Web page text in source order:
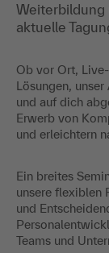
Weiterbildung
aktuelle
Ob vor Ort,
Lösungen,
und auf dich
Erwerb von
und erleichtern
Ein breites
unsere flexiblen
und
Teams und